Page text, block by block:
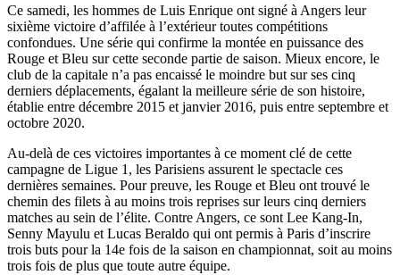
Ce samedi, les hommes de Luis Enrique ont signé à Angers leur
sixième victoire d’affilée à l’extérieur toutes compétitions
confondues. Une série qui confirme la montée en puissance des
Rouge et Bleu sur cette seconde partie de saison. Mieux encore, le
club de la capitale n’a pas encaissé le moindre but sur ses cinq
derniers déplacements, égalant la meilleure série de son histoire,
établie entre décembre 2015 et janvier 2016, puis entre septembre et
octobre 2020.
Au-delà de ces victoires importantes à ce moment clé de cette
campagne de Ligue 1, les Parisiens assurent le spectacle ces
dernières semaines. Pour preuve, les Rouge et Bleu ont trouvé le
chemin des filets à au moins trois reprises sur leurs cinq derniers
matches au sein de l’élite. Contre Angers, ce sont Lee Kang-In,
Senny Mayulu et Lucas Beraldo qui ont permis à Paris d’inscrire
trois buts pour la 14e fois de la saison en championnat, soit au moins
trois fois de plus que toute autre équipe.